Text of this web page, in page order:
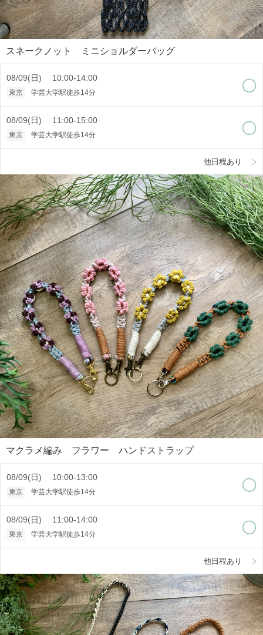
スネークノット ミニショルダーバッグ
08/09(日) 10:00-14:00
東京 学芸大学駅徒歩14分
08/09(日) 11:00-15:00
東京 学芸大学駅徒歩14分
他日程あり
マクラメ編み フラワー ハンドストラップ
08/09(日) 10:00-13:00
東京 学芸大学駅徒歩14分
08/09(日) 11:00-14:00
東京 学芸大学駅徒歩14分
他日程あり